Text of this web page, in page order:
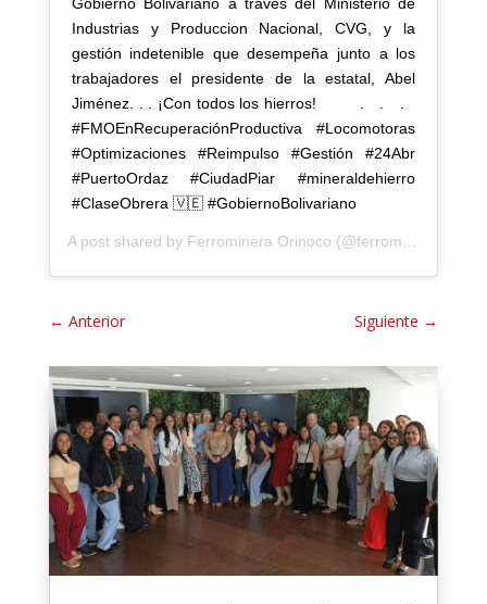
Gobierno Bolivariano a través del Ministerio de
Industrias y Produccion Nacional, CVG, y la
gestión indetenible que desempeña junto a los
trabajadores el presidente de la estatal, Abel
Jiménez. . . ¡Con todos los hierros!⠀ ⠀⠀ .⠀ .⠀ .⠀
#FMOEnRecuperaciónProductiva #Locomotoras
#Optimizaciones #Reimpulso #Gestión #24Abr
#PuertoOrdaz #CiudadPiar #mineraldehierro
#ClaseObrera 🇻🇪 #GobiernoBolivariano
A post shared by Ferrominera Orinoco (@ferrominera_cvg) on
← Anterior Siguiente →